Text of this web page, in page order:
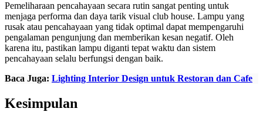
Pemeliharaan pencahayaan secara rutin sangat penting untuk
menjaga performa dan daya tarik visual club house. Lampu yang
rusak atau pencahayaan yang tidak optimal dapat mempengaruhi
pengalaman pengunjung dan memberikan kesan negatif. Oleh
karena itu, pastikan lampu diganti tepat waktu dan sistem
pencahayaan selalu berfungsi dengan baik.
Baca Juga: Lighting Interior Design untuk Restoran dan Cafe
Kesimpulan